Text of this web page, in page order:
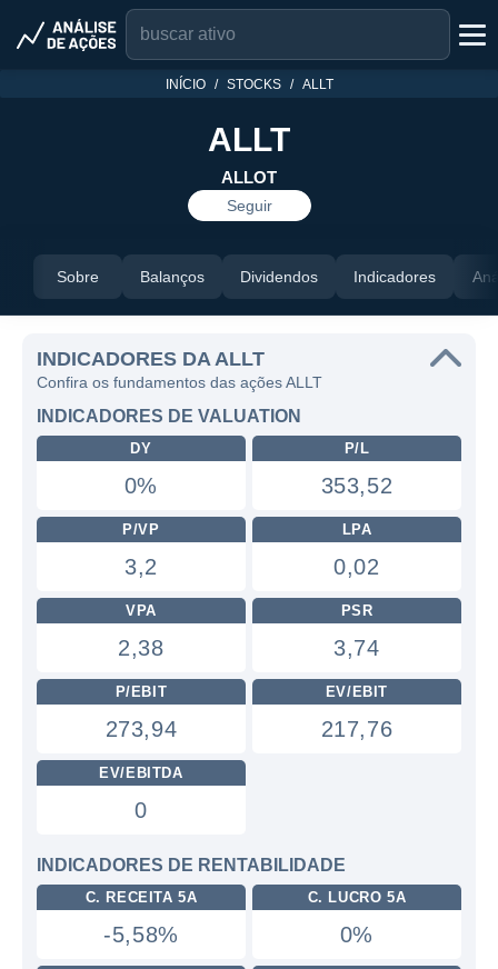
INÍCIO STOCKS ALLT
ALLT
ALLOT
Seguir
Sobre Balanços Dividendos Indicadores
INDICADORES DA ALLT
Confira os fundamentos das ações ALLT
INDICADORES DE VALUATION
DY
0%
P/L
353,52
P/VP
3,2
LPA
0,02
VPA
2,38
PSR
3,74
P/EBIT
273,94
EV/EBIT
217,76
EV/EBITDA
0
INDICADORES DE RENTABILIDADE
C. RECEITA 5A
-5,58%
C. LUCRO 5A
0%